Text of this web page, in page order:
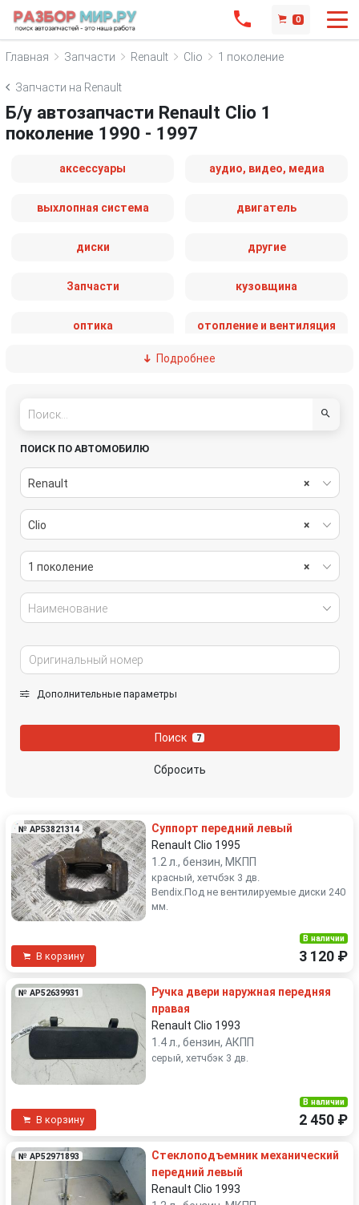
0
Главная Запчасти Renault Clio 1 поколение
Запчасти на Renault
Б/у автозапчасти Renault Clio 1
поколение 1990 - 1997
аксессуары аудио, видео, медиа
выхлопная система двигатель
диски другие
Запчасти кузовщина
оптика отопление и вентиляция
пассивная безопасность
система охлаждения
стеклоочистители топливная система
тормозная система
Подробнее
ПОИСК ПО АВТОМОБИЛЮ
×
Renault
×
Clio
×
1 поколение
Наименование
Дополнительные параметры
Поиск 7
Сбросить
№ AP53821314
Суппорт передний левый
Renault Clio 1995
1.2 л., бензин, МКПП
красный, хетчбэк 3 дв.
Bendix.Под не вентилируемые диски 240
мм.
В корзину
В наличии
3 120 ₽
№ AP52639931
Ручка двери наружная передняя
правая
Renault Clio 1993
1.4 л., бензин, АКПП
серый, хетчбэк 3 дв.
В корзину
В наличии
2 450 ₽
№ AP52971893
Стеклоподъемник механический
передний левый
Renault Clio 1993